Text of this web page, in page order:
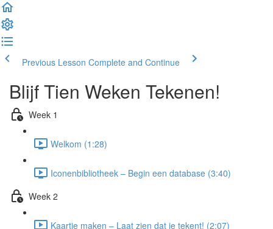
Previous Lesson Complete and Continue
Blijf Tien Weken Tekenen!
Week 1
Welkom (1:28)
Iconenbibliotheek – Begin een database (3:40)
Week 2
Kaartje maken – Laat zien dat je tekent! (2:07)